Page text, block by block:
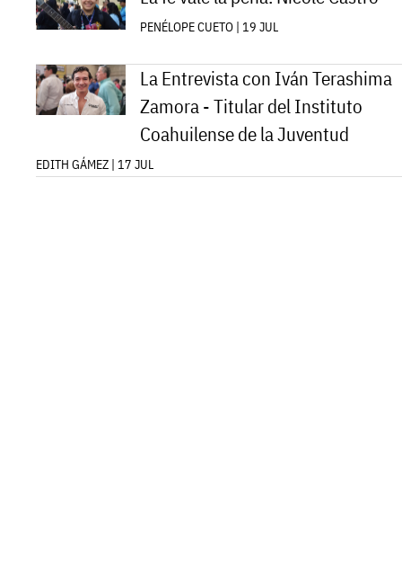
PENÉLOPE CUETO | 19 JUL
La Entrevista con Iván Terashima
Zamora - Titular del Instituto
Coahuilense de la Juventud
EDITH GÁMEZ | 17 JUL